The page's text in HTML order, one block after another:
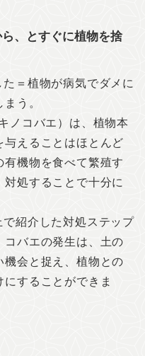
、とすぐに植物を捨
＝植物が病気でダメに
う。
ノコバエ）は、植物本
えることはほとんど
機物を食べて繁殖す
処することで十分に
紹介した対処ステップ
コバエの発生は、土の
会と捉え、植物との
することができま